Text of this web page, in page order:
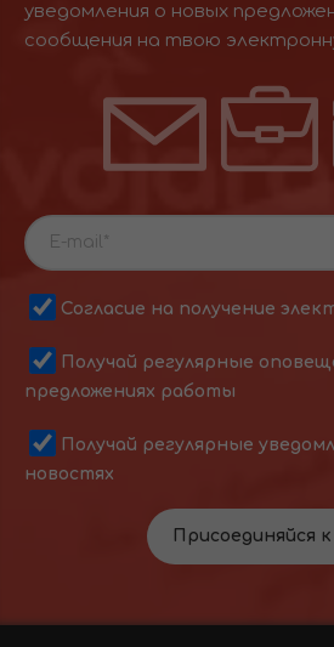
уведомления о новых
сообщения на твою
Согласие на получение
Получай регулярные
предложениях работы
Получай регулярные
новостях
Присоединяйся